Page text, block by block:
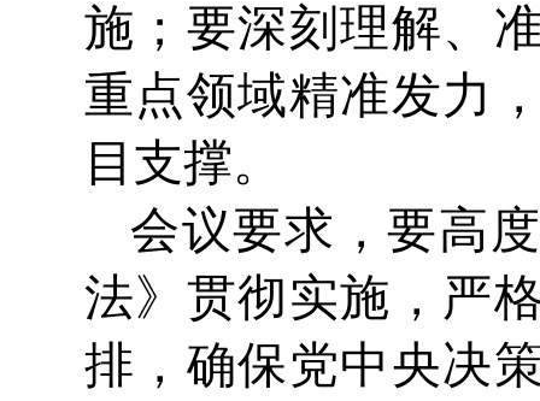
施；要深刻理解、
重点领域精准发力
目支撑。
会议要求，要高
法》贯彻实施，严
排，确保党中央决